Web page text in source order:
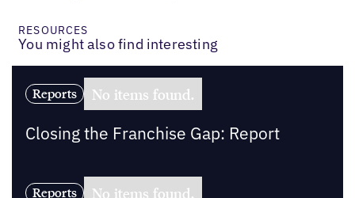
RESOURCES
You might also find interesting
Reports No items found.
Closing the Franchise Gap: Report
Reports No items found.